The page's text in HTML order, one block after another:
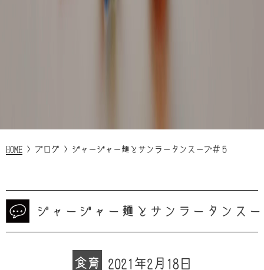
HOME > ブログ > ジャージャー麺とサンラータンスープ＃５
ジャージャー麺とサンラータンス
食育 2021年2月18日